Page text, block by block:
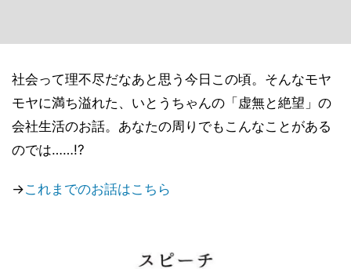
社会って理不尽だなあと思う今日この頃。そんなモヤ
モヤに満ち溢れた、いとうちゃんの「虚無と絶望」の
会社生活のお話。あなたの周りでもこんなことがある
のでは……!?
→これまでのお話はこちら